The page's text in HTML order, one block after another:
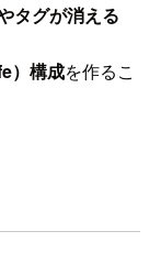
タグが消える
）構成を作るこ